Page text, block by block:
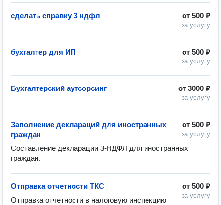
от 500 ₽
за услугу
сделать справку 3 ндфл
от 500 ₽
за услугу
бухгалтер для ИП
от 3000 ₽
за услугу
Бухгалтерский аутсорсинг
от 500 ₽
за услугу
Заполнение деклараций для иностранных
граждан
Составление декларации 3-НДФЛ для иностранных
граждан.
от 500 ₽
за услугу
Отправка отчетности ТКС
Отправка отчетности в налоговую инспекцию